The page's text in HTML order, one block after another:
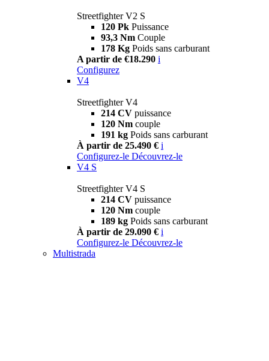
Streetfighter V2 S
120 Pk Puissance
93,3 Nm Couple
178 Kg Poids sans carburant
A partir de €18.290 i
Configurez
V4
Streetfighter V4
214 CV puissance
120 Nm couple
191 kg Poids sans carburant
À partir de 25.490 € i
Configurez-le Découvrez-le
V4 S
Streetfighter V4 S
214 CV puissance
120 Nm couple
189 kg Poids sans carburant
À partir de 29.090 € i
Configurez-le Découvrez-le
Multistrada